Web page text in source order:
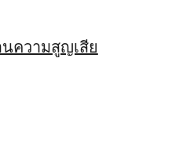
นความสูญเสีย